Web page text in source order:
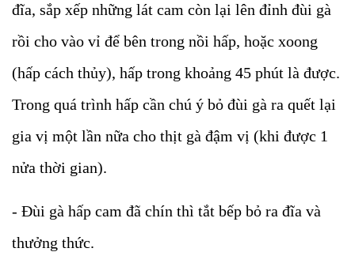
đĩa, sắp xếp những lát cam còn lại lên đỉnh đùi gà
rồi cho vào vỉ để bên trong nồi hấp, hoặc xoong
(hấp cách thủy), hấp trong khoảng 45 phút là được.
Trong quá trình hấp cần chú ý bỏ đùi gà ra quết lại
gia vị một lần nữa cho thịt gà đậm vị (khi được 1
nửa thời gian).
- Đùi gà hấp cam đã chín thì tắt bếp bỏ ra đĩa và
thưởng thức.